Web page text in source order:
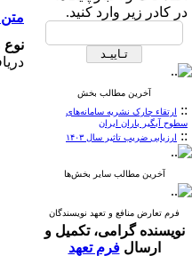
در کادر زیر وارد کنید.
آخرین مطالب بخش
:: ارتقاء چارک نشریه سامانه‌های
سطوح آبگیر باران ایران
:: ارزیابی ضریب تاثیر سال ۱۴۰۳
آخرین مطالب سایر بخش‌ها
فرم تعارض منافع و تعهد نویسندگان
نویسنده گرامی، تکمیل و
ارسالفرم تعهد
نوع
دریافت: 1399/10/1 | ویرایش نهایی: 1400/3/